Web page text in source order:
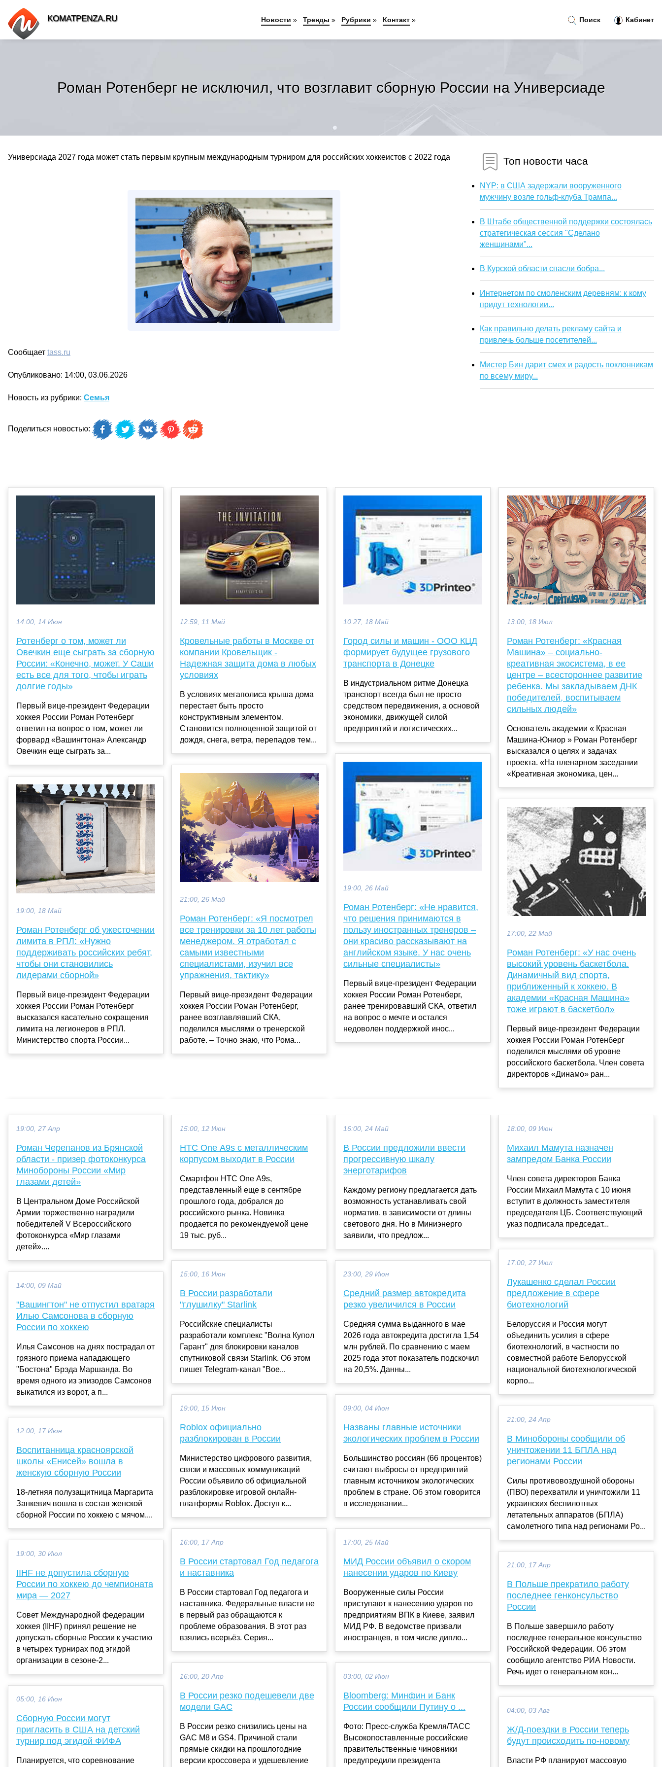
Роман Ротенберг не исключил, что возглавит сборную России на Универсиаде
Универсиада 2027 года может стать первым крупным международным турниром для российских хоккеистов с 2022 года
Сообщает tass.ru
Опубликовано: 14:00, 03.06.2026
Новость из рубрики: Семья
Поделиться новостью:
Топ новости часа
NYP: в США задержали вооруженного
мужчину возле гольф-клуба Трампа...
В Штабе общественной поддержки состоялась
стратегическая сессия "Сделано
женщинами"...
В Курской области спасли бобра...
Интернетом по смоленским деревням: к кому
придут технологии...
Как правильно делать рекламу сайта и
привлечь больше посетителей...
Мистер Бин дарит смех и радость поклонникам
по всему миру...
14:00, 14 Июн
Ротенберг о том, может ли
Овечкин еще сыграть за сборную
России: «Конечно, может. У Саши
есть все для того, чтобы играть
долгие годы»
Первый вице-президент Федерации
хоккея России Роман Ротенберг
ответил на вопрос о том, может ли
форвард «Вашингтона» Александр
Овечкин еще сыграть за...
19:00, 18 Май
Роман Ротенберг об ужесточении
лимита в РПЛ: «Нужно
поддерживать российских ребят,
чтобы они становились
лидерами сборной»
Первый вице-президент Федерации
хоккея России Роман Ротенберг
высказался касательно сокращения
лимита на легионеров в РПЛ.
Министерство спорта России...
12:59, 11 Май
Кровельные работы в Москве от
компании Кровельщик -
Надежная защита дома в любых
условиях
В условиях мегаполиса крыша дома
перестает быть просто
конструктивным элементом.
Становится полноценной защитой от
дождя, снега, ветра, перепадов тем...
21:00, 26 Май
Роман Ротенберг: «Я посмотрел
все тренировки за 10 лет работы
менеджером. Я отработал с
самыми известными
специалистами, изучил все
упражнения, тактику»
Первый вице-президент Федерации
хоккея России Роман Ротенберг,
ранее возглавлявший СКА,
поделился мыслями о тренерской
работе. – Точно знаю, что Рома...
10:27, 18 Май
Город силы и машин - ООО КЦД
формирует будущее грузового
транспорта в Донецке
В индустриальном ритме Донецка
транспорт всегда был не просто
средством передвижения, а основой
экономики, движущей силой
предприятий и логистических...
19:00, 26 Май
Роман Ротенберг: «Не нравится,
что решения принимаются в
пользу иностранных тренеров –
они красиво рассказывают на
английском языке. У нас очень
сильные специалисты»
Первый вице-президент Федерации
хоккея России Роман Ротенберг,
ранее тренировавший СКА, ответил
на вопрос о мечте и остался
недоволен поддержкой инос...
13:00, 18 Июл
Роман Ротенберг: «Красная
Машина» – социально-
креативная экосистема, в ее
центре – всестороннее развитие
ребенка. Мы закладываем ДНК
победителей, воспитываем
сильных людей»
Основатель академии « Красная
Машина-Юниор » Роман Ротенберг
высказался о целях и задачах
проекта. «На пленарном заседании
«Креативная экономика, цен...
17:00, 22 Май
Роман Ротенберг: «У нас очень
высокий уровень баскетбола.
Динамичный вид спорта,
приближенный к хоккею. В
академии «Красная Машина»
тоже играют в баскетбол»
Первый вице-президент Федерации
хоккея России Роман Ротенберг
поделился мыслями об уровне
российского баскетбола. Член совета
директоров «Динамо» ран...
19:00, 27 Апр
Роман Черепанов из Брянской
области - призер фотоконкурса
Минобороны России «Мир
глазами детей»
В Центральном Доме Российской
Армии торжественно наградили
победителей V Всероссийского
фотоконкурса «Мир глазами
детей»....
14:00, 09 Май
"Вашингтон" не отпустил вратаря
Илью Самсонова в сборную
России по хоккею
Илья Самсонов на днях пострадал от
грязного приема нападающего
"Бостона" Брэда Маршанда. Во
время одного из эпизодов Самсонов
выкатился из ворот, а п...
12:00, 17 Июн
Воспитанница красноярской
школы «Енисей» вошла в
женскую сборную России
18-летняя полузащитница Маргарита
Занкевич вошла в состав женской
сборной России по хоккею с мячом....
19:00, 30 Июл
IIHF не допустила сборную
России по хоккею до чемпионата
мира — 2027
Совет Международной федерации
хоккея (IIHF) принял решение не
допускать сборные России к участию
в четырех турнирах под эгидой
организации в сезоне-2...
05:00, 16 Июн
Сборную России могут
пригласить в США на детский
турнир под эгидой ФИФА
Планируется, что соревнование
15:00, 12 Июн
HTC One A9s с металлическим
корпусом выходит в России
Смартфон HTC One A9s,
представленный еще в сентябре
прошлого года, добрался до
российского рынка. Новинка
продается по рекомендуемой цене
19 тыс. руб...
15:00, 16 Июн
В России разработали
"глушилку" Starlink
Российские специалисты
разработали комплекс "Волна Купол
Гарант" для блокировки каналов
спутниковой связи Starlink. Об этом
пишет Telegram-канал "Вое...
19:00, 15 Июн
Roblox официально
разблокирован в России
Министерство цифрового развития,
связи и массовых коммуникаций
России объявило об официальной
разблокировке игровой онлайн-
платформы Roblox. Доступ к...
16:00, 17 Апр
В России стартовал Год педагога
и наставника
В России стартовал Год педагога и
наставника. Федеральные власти не
в первый раз обращаются к
проблеме образования. В этот раз
взялись всерьёз. Серия...
16:00, 20 Апр
В России резко подешевели две
модели GAC
В России резко снизились цены на
GAC M8 и GS4. Причиной стали
прямые скидки на прошлогодние
версии кроссовера и удешевление
16:00, 24 Май
В России предложили ввести
прогрессивную шкалу
энерготарифов
Каждому региону предлагается дать
возможность устанавливать свой
норматив, в зависимости от длины
светового дня. Но в Миниэнерго
заявили, что предлож...
23:00, 29 Июн
Средний размер автокредита
резко увеличился в России
Средняя сумма выданного в мае
2026 года автокредита достигла 1,54
млн рублей. По сравнению с маем
2025 года этот показатель подскочил
на 20,5%. Данны...
09:00, 04 Июн
Названы главные источники
экологических проблем в России
Большинство россиян (66 процентов)
считают выбросы от предприятий
главным источником экологических
проблем в стране. Об этом говорится
в исследовании...
17:00, 25 Май
МИД России объявил о скором
нанесении ударов по Киеву
Вооруженные силы России
приступают к нанесению ударов по
предприятиям ВПК в Киеве, заявил
МИД РФ. В ведомстве призвали
иностранцев, в том числе дипло...
03:00, 02 Июн
Bloomberg: Минфин и Банк
России сообщили Путину о ...
Фото: Пресс-служба Кремля/ТАСС
Высокопоставленные российские
правительственные чиновники
предупредили президента
18:00, 09 Июн
Михаил Мамута назначен
зампредом Банка России
Член совета директоров Банка
России Михаил Мамута с 10 июня
вступит в должность заместителя
председателя ЦБ. Соответствующий
указ подписала председат...
17:00, 27 Июл
Лукашенко сделал России
предложение в сфере
биотехнологий
Белоруссия и Россия могут
объединить усилия в сфере
биотехнологий, в частности по
совместной работе Белорусской
национальной биотехнологической
корпо...
21:00, 24 Апр
В Минобороны сообщили об
уничтожении 11 БПЛА над
регионами России
Силы противовоздушной обороны
(ПВО) перехватили и уничтожили 11
украинских беспилотных
летательных аппаратов (БПЛА)
самолетного типа над регионами Ро...
21:00, 17 Апр
В Польше прекратило работу
последнее генконсульство
России
В Польше завершило работу
последнее генеральное консульство
Российской Федерации. Об этом
сообщило агентство РИА Новости.
Речь идет о генеральном кон...
04:00, 03 Авг
Ж/Д-поездки в России теперь
будут происходить по-новому
Власти РФ планируют массовую
Поиск Кабинет
KOMATPENZA.RU Новости » Тренды » Рубрики » Контакт »